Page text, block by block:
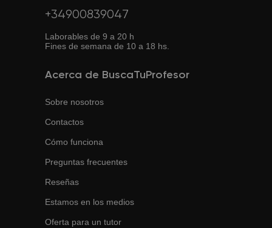
+34900839047
Laborables de 9 a 20 h
Fines de semana de 10 a 18 hs.
Acerca de BuscaTuProfesor
Sobre nosotros
Contactos
Cómo funciona
Preguntas frecuentes
Reseñas
Estamos en los medios
Oferta para un tutor